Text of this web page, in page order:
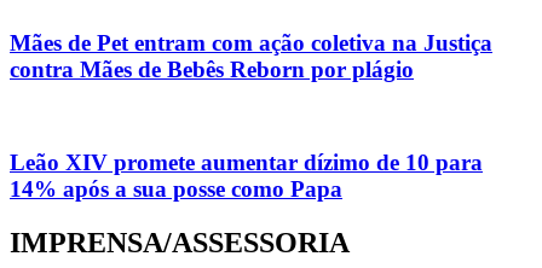
Mães de Pet entram com ação coletiva na Justiça
contra Mães de Bebês Reborn por plágio
Leão XIV promete aumentar dízimo de 10 para
14% após a sua posse como Papa
IMPRENSA/ASSESSORIA